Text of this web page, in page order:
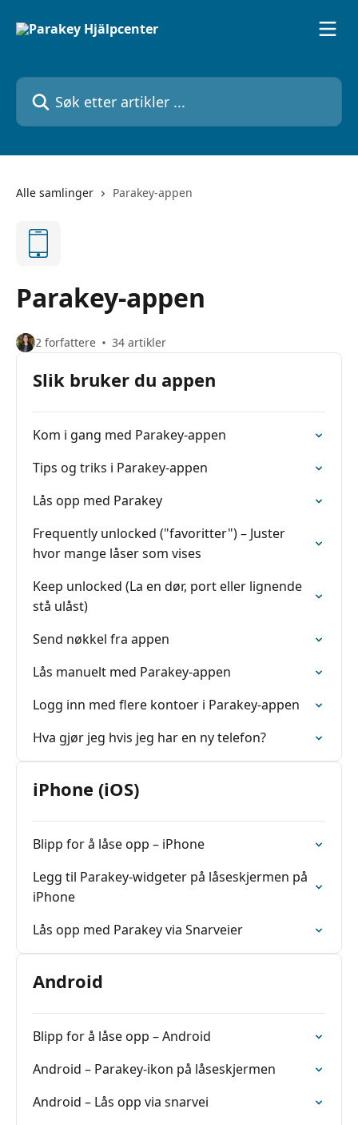
Søk etter artikler ...
Alle samlinger Parakey-appen
Parakey-appen
2 forfattere 34 artikler
Slik bruker du appen
Kom i gang med Parakey-appen
Tips og triks i Parakey-appen
Lås opp med Parakey
Frequently unlocked ("favoritter") – Juster
hvor mange låser som vises
Keep unlocked (La en dør, port eller lignende
stå ulåst)
Send nøkkel fra appen
Lås manuelt med Parakey-appen
Logg inn med flere kontoer i Parakey-appen
Hva gjør jeg hvis jeg har en ny telefon?
iPhone (iOS)
Blipp for å låse opp – iPhone
Legg til Parakey-widgeter på låseskjermen på
iPhone
Lås opp med Parakey via Snarveier
Android
Blipp for å låse opp – Android
Android – Parakey-ikon på låseskjermen
Android – Lås opp via snarvei